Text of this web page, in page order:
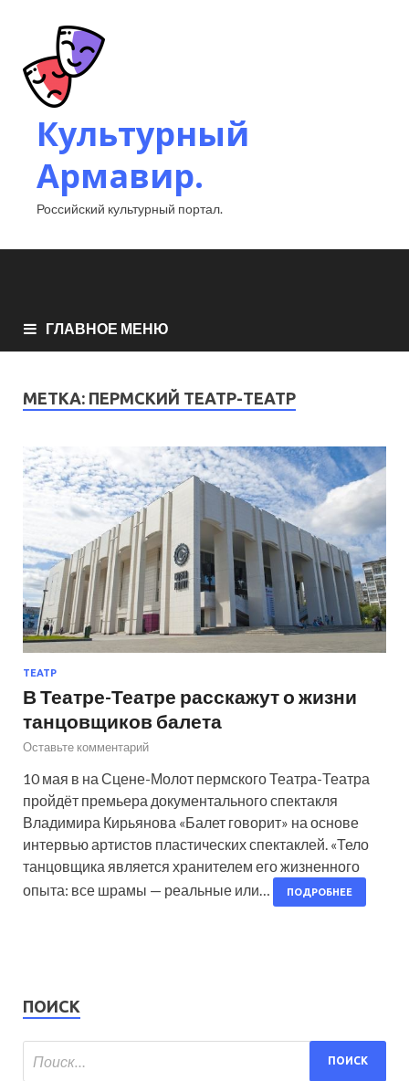
Культурный
Армавир.
Российский культурный портал.
ГЛАВНОЕ МЕНЮ
МЕТКА: ПЕРМСКИЙ ТЕАТР-ТЕАТР
ТЕАТР
В Театре-Театре расскажут о жизни
танцовщиков балета
Оставьте комментарий
10 мая в на Сцене-Молот пермского Театра-Театра
пройдёт премьера документального спектакля
Владимира Кирьянова «Балет говорит» на основе
интервью артистов пластических спектаклей. «Тело
танцовщика является хранителем его жизненного
опыта: все шрамы — реальные или…
ПОДРОБНЕЕ
ПОИСК